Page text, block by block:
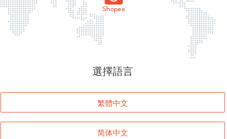
頁面無法顯示
登入
返回首頁
選擇語言
繁體中文
简体中文